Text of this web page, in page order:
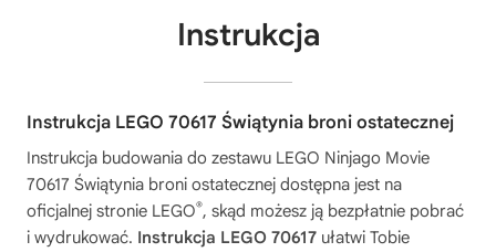
Instrukcja
Instrukcja LEGO 70617 Świątynia broni ostatecznej
Instrukcja budowania do zestawu LEGO Ninjago Movie
70617 Świątynia broni ostatecznej dostępna jest na
oficjalnej stronie LEGO®, skąd możesz ją bezpłatnie pobrać
i wydrukować. Instrukcja LEGO 70617 ułatwi Tobie